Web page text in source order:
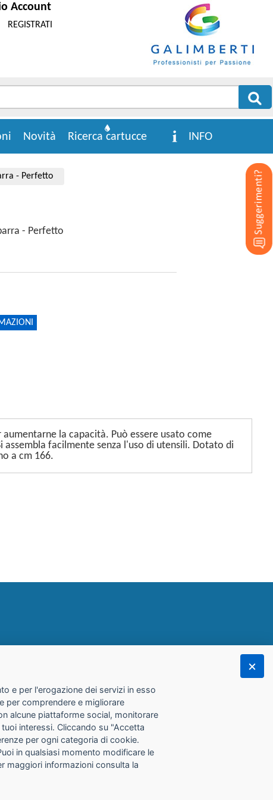
Account
REGISTRATI
INFO
Ricerca cartucce
Novità
- Perfetto
- Perfetto
la capacità. Può essere usato come
facilmente senza l'uso di utensili. Dotato di
a cm 166.
e per l'erogazione dei servizi in esso
per comprendere e migliorare
alcune piattaforme social, monitorare
interessi. Cliccando su "Accetta
per ogni categoria di cookie.
in qualsiasi momento modificare le
maggiori informazioni consulta la